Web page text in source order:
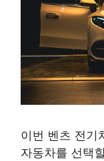
이번 벤츠 전기
자동차를 선택